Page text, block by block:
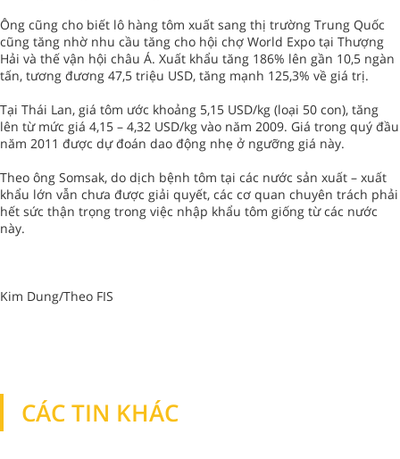
Ông cũng cho biết lô hàng tôm xuất sang thị trường Trung Quốc
cũng tăng nhờ nhu cầu tăng cho hội chợ World Expo tại Thượng
Hải và thế vận hội châu Á. Xuất khẩu tăng 186% lên gần 10,5 ngàn
tấn, tương đương 47,5 triệu USD, tăng mạnh 125,3% về giá trị.
Tại Thái Lan, giá tôm ước khoảng 5,15 USD/kg (loại 50 con), tăng
lên từ mức giá 4,15 – 4,32 USD/kg vào năm 2009. Giá trong quý đầu
năm 2011 được dự đoán dao động nhẹ ở ngưỡng giá này.
Theo ông Somsak, do dịch bệnh tôm tại các nước sản xuất – xuất
khẩu lớn vẫn chưa được giải quyết, các cơ quan chuyên trách phải
hết sức thận trọng trong việc nhập khẩu tôm giống từ các nước
này.
Kim Dung/Theo FIS
CÁC TIN KHÁC